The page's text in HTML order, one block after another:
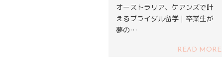
オーストラリア、ケアンズで叶
えるブライダル留学｜卒業生が
夢の…
READ MORE